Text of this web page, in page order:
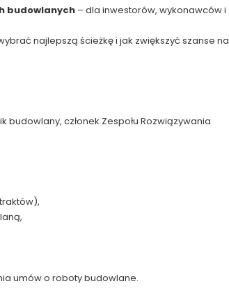
budowlanych – dla inwestorów, wykonawców i
najlepszą ścieżkę i jak zwiększyć szanse na
członek Zespołu Rozwiązywania
umów o roboty budowlane.